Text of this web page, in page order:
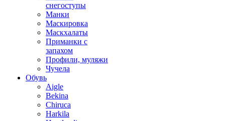
снегоступы
Манки
Маскировка
Маскхалаты
Приманки с
запахом
Профили, муляжи
Чучела
Обувь
Aigle
Bekina
Chiruсa
Harkila